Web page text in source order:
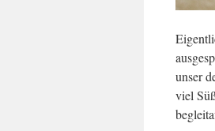
unser
viel